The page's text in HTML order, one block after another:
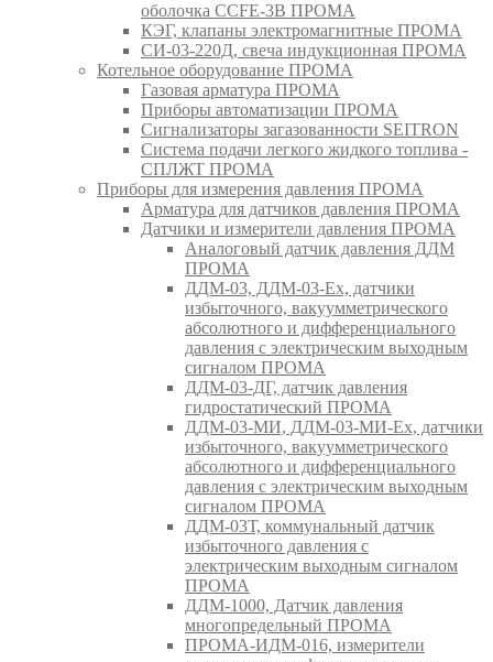
оболочка CCFE-3B ПРОМА
КЭГ, клапаны электромагнитные ПРОМА
СИ-03-220Д, свеча индукционная ПРОМА
Котельное оборудование ПРОМА
Газовая арматура ПРОМА
Приборы автоматизации ПРОМА
Сигнализаторы загазованности SEITRON
Система подачи легкого жидкого топлива -
СПЛЖТ ПРОМА
Приборы для измерения давления ПРОМА
Арматура для датчиков давления ПРОМА
Датчики и измерители давления ПРОМА
Аналоговый датчик давления ДДМ
ПРОМА
ДДМ-03, ДДМ-03-Ех, датчики
избыточного, вакуумметрического
абсолютного и дифференциального
давления с электрическим выходным
сигналом ПРОМА
ДДМ-03-ДГ, датчик давления
гидростатический ПРОМА
ДДМ-03-МИ, ДДМ-03-МИ-Ех, датчики
избыточного, вакуумметрического
абсолютного и дифференциального
давления с электрическим выходным
сигналом ПРОМА
ДДМ-03Т, коммунальный датчик
избыточного давления с
электрическим выходным сигналом
ПРОМА
ДДМ-1000, Датчик давления
многопредельный ПРОМА
ПРОМА-ИДМ-016, измерители